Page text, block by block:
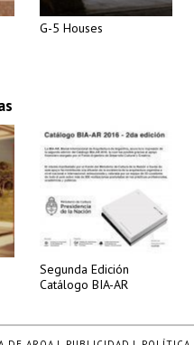
G-5 Houses
Segunda Edición
Catálogo BIA-AR